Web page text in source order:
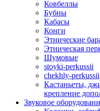
Ковбеллы
Бубны
Кабасы
Конги
Этнические
Этническая
Шумовые
stoyki-perkussii
chekhly-perkussii
Кастаньеты,
крепление
Звуковое